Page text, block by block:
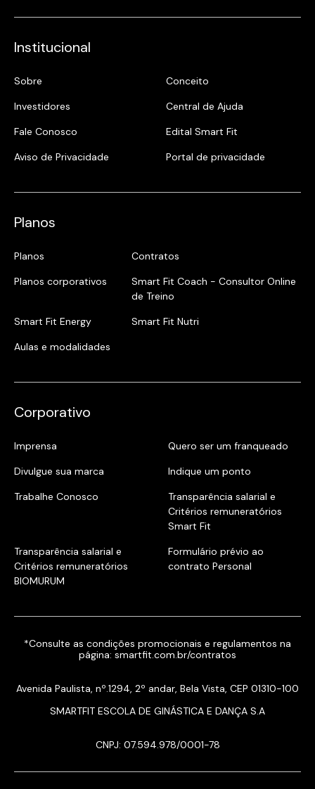
Institucional
Sobre
Conceito
Investidores
Central de Ajuda
Fale Conosco
Edital Smart Fit
Aviso de Privacidade
Portal de privacidade
Planos
Planos
Contratos
Planos corporativos
Smart Fit Coach - Consultor Online
de Treino
Smart Fit Energy
Smart Fit Nutri
Aulas e modalidades
Corporativo
Imprensa
Quero ser um franqueado
Divulgue sua marca
Indique um ponto
Trabalhe Conosco
Transparência salarial e
Critérios remuneratórios
Smart Fit
Transparência salarial e
Critérios remuneratórios
BIOMURUM
Formulário prévio ao
contrato Personal
*Consulte as condições promocionais e regulamentos na
página: smartfit.com.br/contratos
Avenida Paulista, nº.1294, 2º andar, Bela Vista, CEP 01310-100
SMARTFIT ESCOLA DE GINÁSTICA E DANÇA S.A
CNPJ: 07.594.978/0001-78